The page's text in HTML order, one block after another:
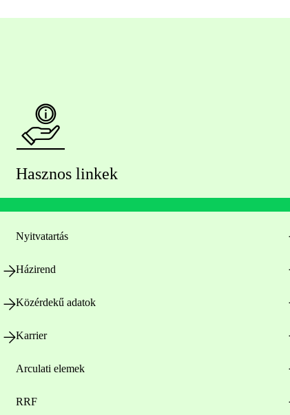
Hasznos linkek
Nyitvatartás
Házirend
Közérdekű adatok
Karrier
Arculati elemek
RRF